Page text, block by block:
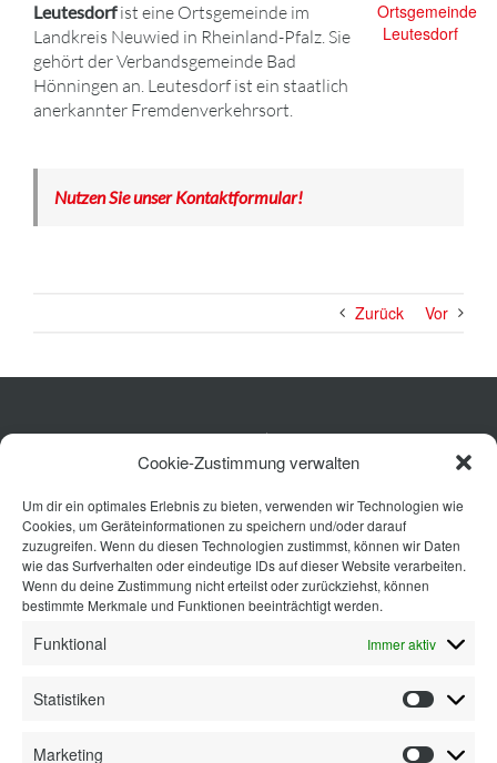
Cookie-Zustimmung verwalten
Um dir ein optimales Erlebnis zu bieten, verwenden wir Technologien wie
Cookies, um Geräteinformationen zu speichern und/oder darauf
zuzugreifen. Wenn du diesen Technologien zustimmst, können wir Daten
wie das Surfverhalten oder eindeutige IDs auf dieser Website verarbeiten.
Wenn du deine Zustimmung nicht erteilst oder zurückziehst, können
bestimmte Merkmale und Funktionen beeinträchtigt werden.
Funktional Immer aktiv
Statistiken
Marketing
Zurück Vor
Leutesdorfist eine Ortsgemeinde im
Landkreis Neuwied in Rheinland-Pfalz. Sie
gehört der Verbandsgemeinde Bad
Hönningen an. Leutesdorf ist ein staatlich
anerkannter Fremdenverkehrsort.
Nutzen Sie unser Kontaktformular!
Küche
Wohnen
Bad
Ausstattung
Planung
Kontakt